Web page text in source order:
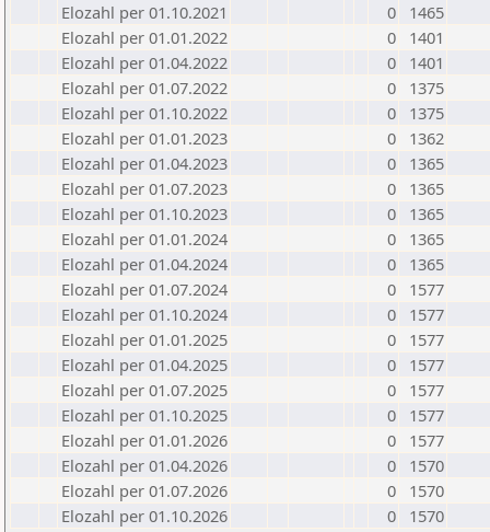
Elozahl per 01.10.2021
0
1465
Elozahl per 01.01.2022
0
1401
Elozahl per 01.04.2022
0
1401
Elozahl per 01.07.2022
0
1375
Elozahl per 01.10.2022
0
1375
Elozahl per 01.01.2023
0
1362
Elozahl per 01.04.2023
0
1365
Elozahl per 01.07.2023
0
1365
Elozahl per 01.10.2023
0
1365
Elozahl per 01.01.2024
0
1365
Elozahl per 01.04.2024
0
1365
Elozahl per 01.07.2024
0
1577
Elozahl per 01.10.2024
0
1577
Elozahl per 01.01.2025
0
1577
Elozahl per 01.04.2025
0
1577
Elozahl per 01.07.2025
0
1577
Elozahl per 01.10.2025
0
1577
Elozahl per 01.01.2026
0
1577
Elozahl per 01.04.2026
0
1570
Elozahl per 01.07.2026
0
1570
Elozahl per 01.10.2026
0 1570